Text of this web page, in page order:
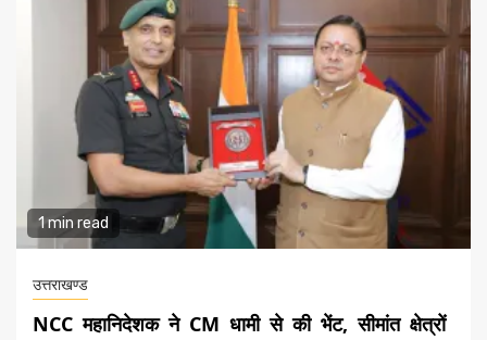
1 min read
उत्तराखण्ड
NCC महानिदेशक ने CM धामी से की भेंट, सीमांत क्षेत्रों